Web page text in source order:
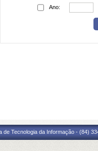
Ano:
de Tecnologia da Informação - (84)